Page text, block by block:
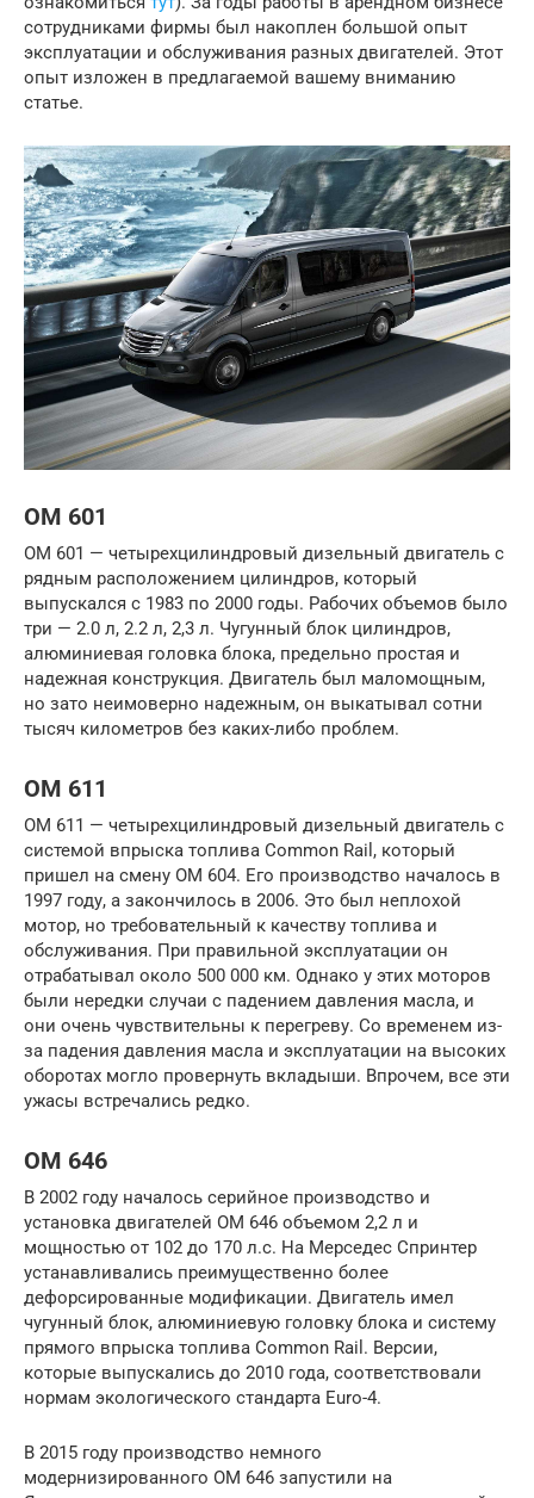
сотрудниками фирмы был накоплен большой опыт
эксплуатации и обслуживания разных двигателей. Этот
опыт изложен в предлагаемой вашему вниманию
статье.
OM 601
OM 601 — четырехцилиндровый дизельный двигатель с
рядным расположением цилиндров, который
выпускался с 1983 по 2000 годы. Рабочих объемов было
три — 2.0 л, 2.2 л, 2,3 л. Чугунный блок цилиндров,
алюминиевая головка блока, предельно простая и
надежная конструкция. Двигатель был маломощным,
но зато неимоверно надежным, он выкатывал сотни
тысяч километров без каких-либо проблем.
OM 611
OM 611 — четырехцилиндровый дизельный двигатель с
системой впрыска топлива Common Rail, который
пришел на смену OM 604. Его производство началось в
1997 году, а закончилось в 2006. Это был неплохой
мотор, но требовательный к качеству топлива и
обслуживания. При правильной эксплуатации он
отрабатывал около 500 000 км. Однако у этих моторов
были нередки случаи с падением давления масла, и
они очень чувствительны к перегреву. Со временем из-
за падения давления масла и эксплуатации на высоких
оборотах могло провернуть вкладыши. Впрочем, все эти
ужасы встречались редко.
OM 646
В 2002 году началось серийное производство и
установка двигателей OM 646 объемом 2,2 л и
мощностью от 102 до 170 л.с. На Мерседес Спринтер
устанавливались преимущественно более
дефорсированные модификации. Двигатель имел
чугунный блок, алюминиевую головку блока и систему
прямого впрыска топлива Common Rail. Версии,
которые выпускались до 2010 года, соответствовали
нормам экологического стандарта Euro-4.
В 2015 году производство немного
модернизированного OM 646 запустили на